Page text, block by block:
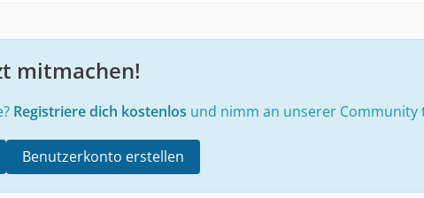
mitmachen!
Registriere dich kostenlos und nimm an unserer Community
Benutzerkonto erstellen